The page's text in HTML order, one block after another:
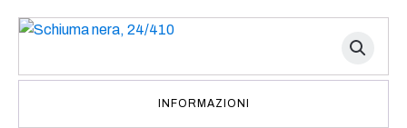
INFORMAZIONI